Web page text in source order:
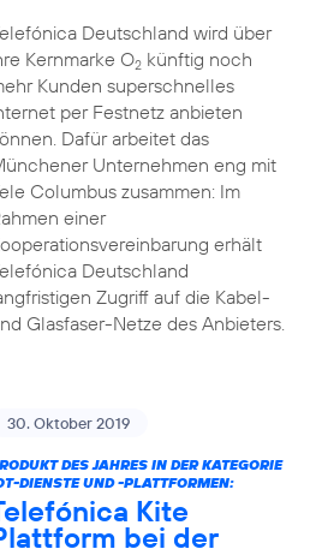
Deutschland wird über
Kernmarke O2künftig noch
Kunden superschnelles
per Festnetz anbieten
Dafür arbeitet das
Unternehmen eng mit
Columbus zusammen: Im
einer
erhält
Deutschland
Zugriff auf die Kabel-
Glasfaser-Netze des Anbieters.
30. Oktober 2019
DES JAHRES IN DER KATEGORIE
DIENSTE UND -PLATTFORMEN:
Kite
bei der